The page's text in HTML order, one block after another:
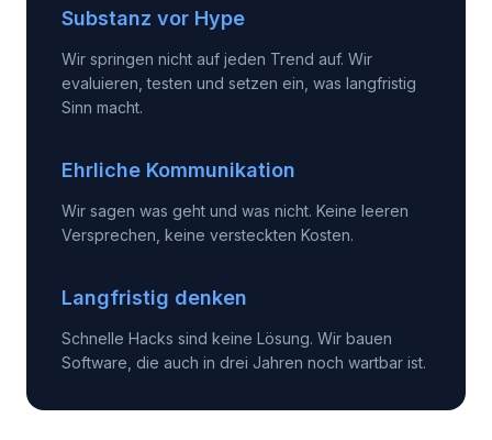
Substanz vor Hype
Wir springen nicht auf jeden Trend auf. Wir
evaluieren, testen und setzen ein, was langfristig
Sinn macht.
Ehrliche Kommunikation
Wir sagen was geht und was nicht. Keine leeren
Versprechen, keine versteckten Kosten.
Langfristig denken
Schnelle Hacks sind keine Lösung. Wir bauen
Software, die auch in drei Jahren noch wartbar ist.